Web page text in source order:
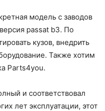
модель с заводов
passat b3. По
кузов, внедрить
Также хотим
Parts4you.
и соответствовал
лет эксплуатации, этот